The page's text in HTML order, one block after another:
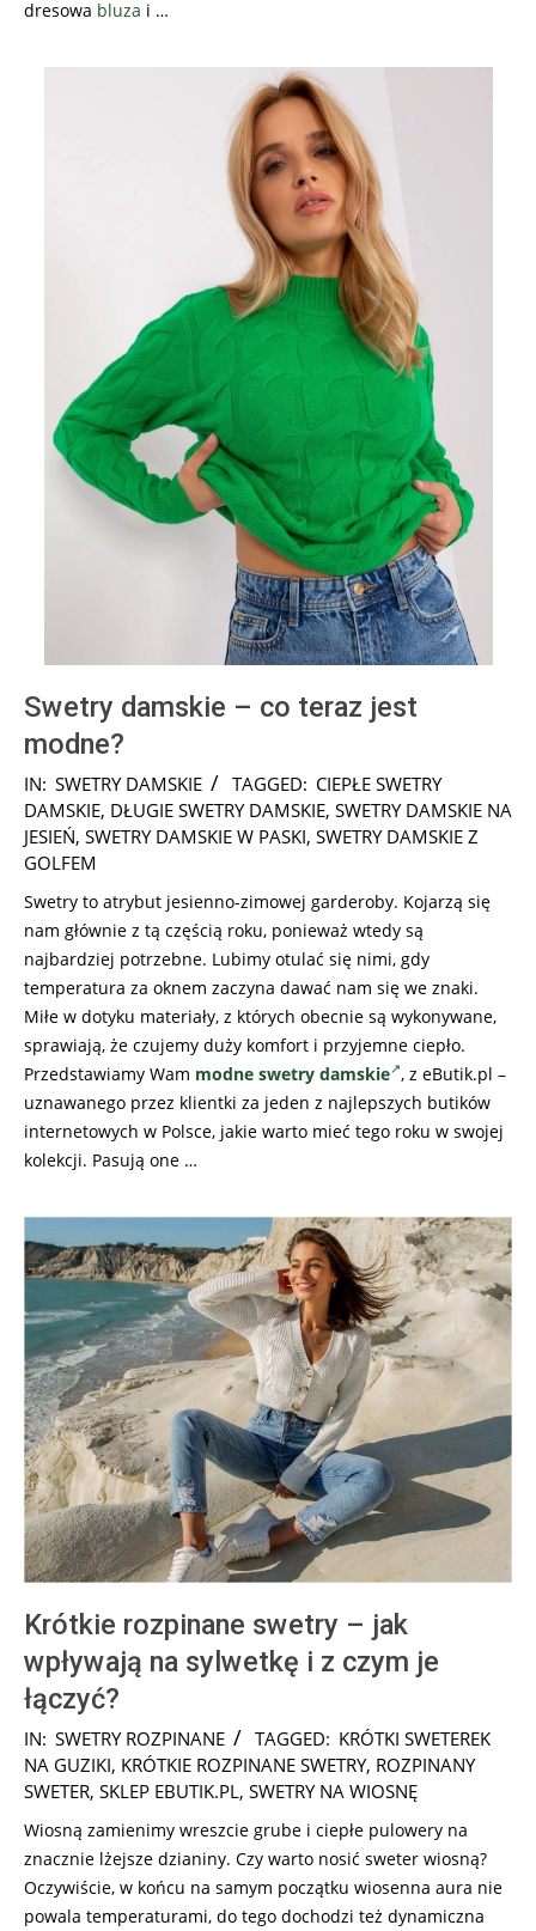
dresowa bluza i …
Swetry damskie – co teraz jest
modne?
2026-
07-
30
IN: SWETRY DAMSKIE TAGGED: CIEPŁE SWETRY
DAMSKIE, DŁUGIE SWETRY DAMSKIE, SWETRY DAMSKIE NA
JESIEŃ, SWETRY DAMSKIE W PASKI, SWETRY DAMSKIE Z
GOLFEM
Swetry to atrybut jesienno-zimowej garderoby. Kojarzą się
nam głównie z tą częścią roku, ponieważ wtedy są
najbardziej potrzebne. Lubimy otulać się nimi, gdy
temperatura za oknem zaczyna dawać nam się we znaki.
Miłe w dotyku materiały, z których obecnie są wykonywane,
sprawiają, że czujemy duży komfort i przyjemne ciepło.
Przedstawiamy Wam modne swetry damskie , z eButik.pl –
uznawanego przez klientki za jeden z najlepszych butików
internetowych w Polsce, jakie warto mieć tego roku w swojej
kolekcji. Pasują one …
Krótkie rozpinane swetry – jak
wpływają na sylwetkę i z czym je
łączyć?
2026-
07-
30
IN: SWETRY ROZPINANE TAGGED: KRÓTKI SWETEREK
NA GUZIKI, KRÓTKIE ROZPINANE SWETRY, ROZPINANY
SWETER, SKLEP EBUTIK.PL, SWETRY NA WIOSNĘ
Wiosną zamienimy wreszcie grube i ciepłe pulowery na
znacznie lżejsze dzianiny. Czy warto nosić sweter wiosną?
Oczywiście, w końcu na samym początku wiosenna aura nie
powala temperaturami, do tego dochodzi też dynamiczna